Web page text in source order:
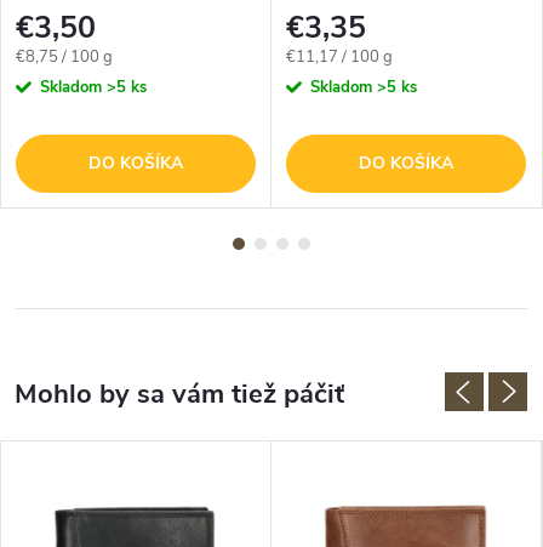
€3,50
Jednotková
cena:
€8,75 / 100 g
Skladom >5 ks
DO KOŠÍKA
€3,35
Jednotková
cena:
€11,17 / 100 g
Skladom >5 ks
DO KOŠÍKA